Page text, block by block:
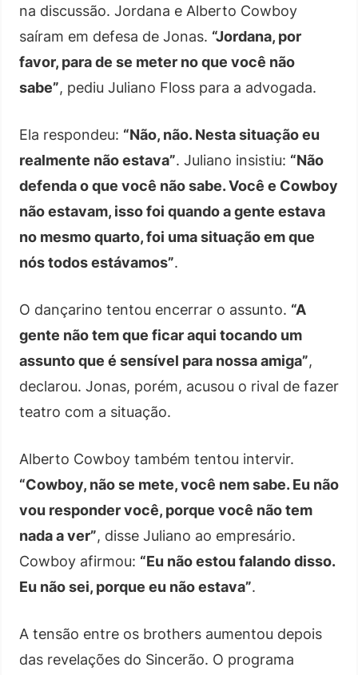
na discussão. Jordana e Alberto Cowboy
saíram em defesa de Jonas. “Jordana, por
favor, para de se meter no que você não
sabe”, pediu Juliano Floss para a advogada.
Ela respondeu: “Não, não. Nesta situação eu
realmente não estava”. Juliano insistiu: “Não
defenda o que você não sabe. Você e Cowboy
não estavam, isso foi quando a gente estava
no mesmo quarto, foi uma situação em que
nós todos estávamos”.
O dançarino tentou encerrar o assunto. “A
gente não tem que ficar aqui tocando um
assunto que é sensível para nossa amiga”,
declarou. Jonas, porém, acusou o rival de fazer
teatro com a situação.
Alberto Cowboy também tentou intervir.
“Cowboy, não se mete, você nem sabe. Eu não
vou responder você, porque você não tem
nada a ver”, disse Juliano ao empresário.
Cowboy afirmou: “Eu não estou falando disso.
Eu não sei, porque eu não estava”.
A tensão entre os brothers aumentou depois
das revelações do Sincerão. O programa